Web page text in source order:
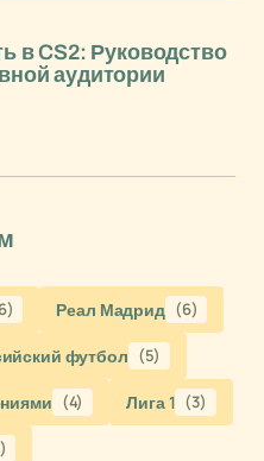
в CS2: Руководство
аудитории
Реал Мадрид (6)
футбол (5)
(4) Лига 1 (3)